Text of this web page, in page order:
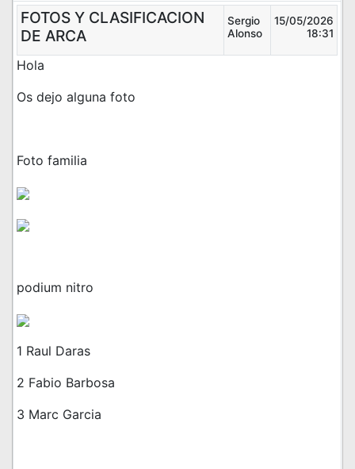
FOTOS Y CLASIFICACION
DE ARCA
Sergio
Alonso
15/05/2026
18:31
Hola
Os dejo alguna foto
Foto familia
podium nitro
1 Raul Daras
2 Fabio Barbosa
3 Marc Garcia